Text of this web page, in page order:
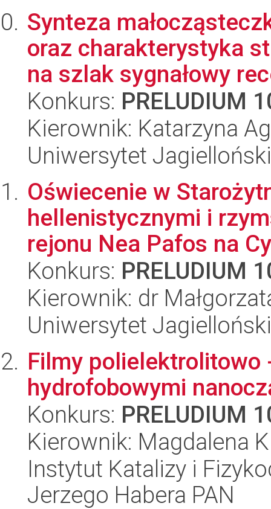
Synteza
oraz charakterystyka
na szlak sygnałowy
Konkurs: PRELUDIUM
Kierownik: Katarzyna
Uniwersytet
Oświecenie w
hellenistycznymi i
rejonu Nea Pafos na
Konkurs: PRELUDIUM
Kierownik: dr
Uniwersytet
Filmy polielektrolitowo
hydrofobowymi
Konkurs: PRELUDIUM
Kierownik: Magdalena
Instytut Katalizy i
Jerzego Habera PAN